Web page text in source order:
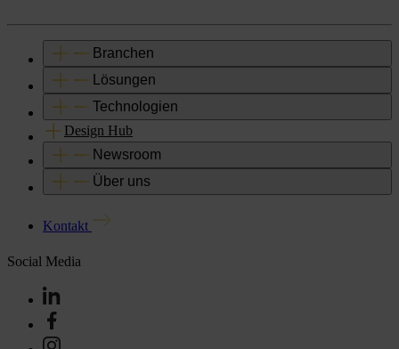
Branchen
Lösungen
Technologien
Design Hub
Newsroom
Über uns
Kontakt
Social Media